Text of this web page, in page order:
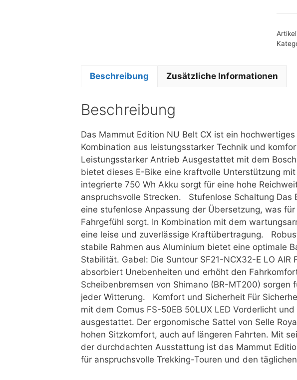
Beschreibung Zusätzliche Informationen
Beschreibung
Das Mammut Edition NU Belt CX ist ein
Kombination aus leistungsstarker Technik und
Leistungsstarker Antrieb Ausgestattet mit dem
bietet dieses E-Bike eine kraftvolle Unterstützung
integrierte 750 Wh Akku sorgt für eine hohe
anspruchsvolle Strecken. Stufenlose Schaltung Das
eine stufenlose Anpassung der Übersetzung, was
Fahrgefühl sorgt. In Kombination mit dem
eine leise und zuverlässige Kraftübertragung.
stabile Rahmen aus Aluminium bietet eine optimale
Stabilität. Gabel: Die Suntour SF21-NCX32-E LO
absorbiert Unebenheiten und erhöht den
Scheibenbremsen von Shimano (BR-MT200) sorgen
jeder Witterung. Komfort und Sicherheit Für
mit dem Comus FS-50EB 50LUX LED Vorderlicht
ausgestattet. Der ergonomische Sattel von Selle
hohen Sitzkomfort, auch auf längeren Fahrten. Mit
der durchdachten Ausstattung ist das Mammut
für anspruchsvolle Trekking-Touren und den